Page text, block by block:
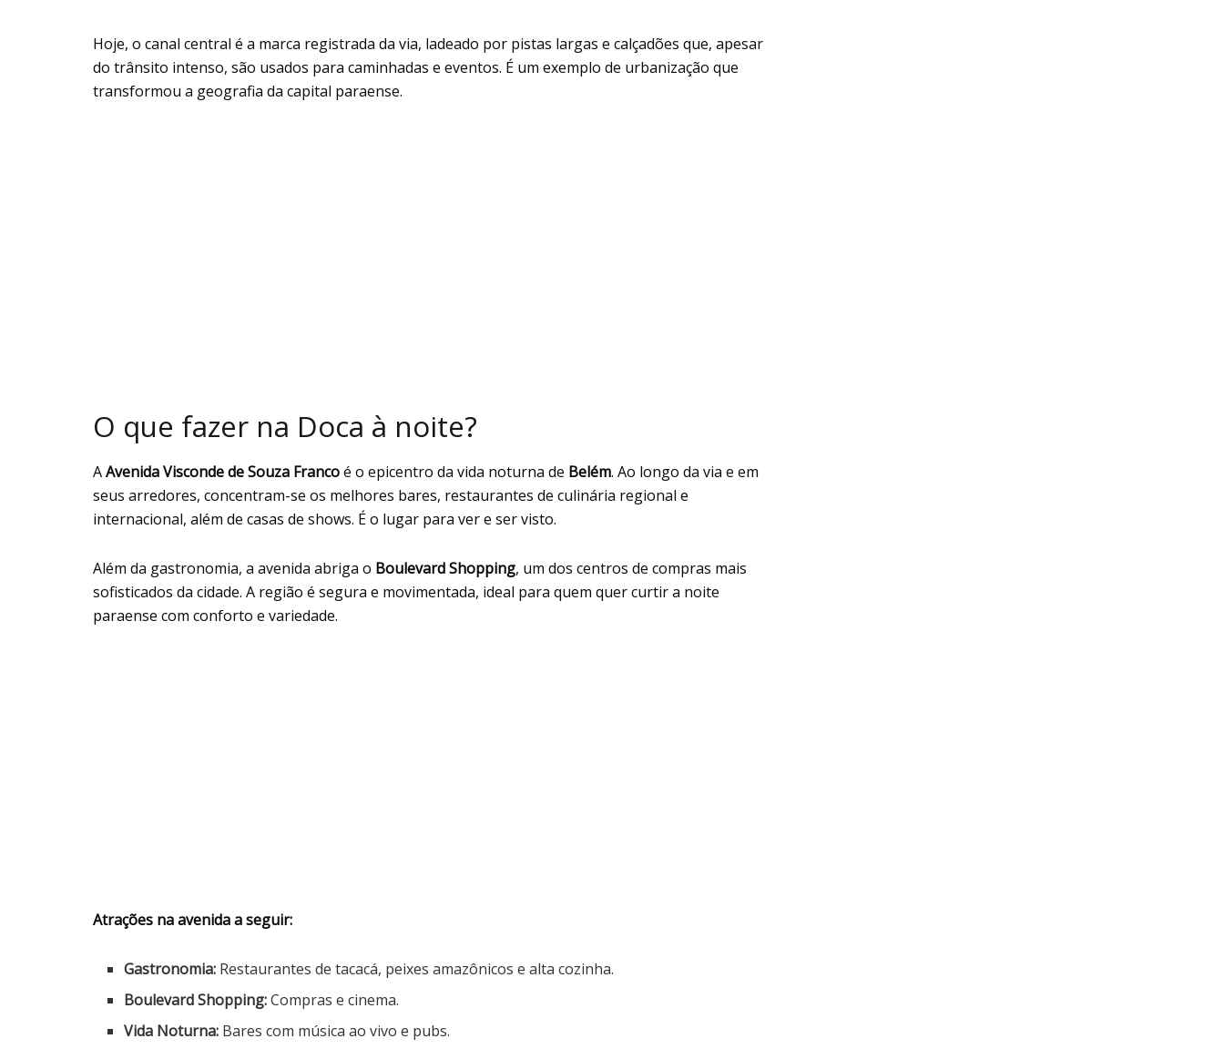
Hoje, o canal central é a marca registrada da via, ladeado por pistas largas e calçadões que, apesar
do trânsito intenso, são usados para caminhadas e eventos. É um exemplo de urbanização que
transformou a geografia da capital paraense.
O que fazer na Doca à noite?
AAvenida Visconde de Souza Francoé o epicentro da vida noturna de Belém. Ao longo da via e em
seus arredores, concentram-se os melhores bares, restaurantes de culinária regional e
internacional, além de casas de shows. É o lugar para ver e ser visto.
Além da gastronomia, a avenida abriga o Boulevard Shopping, um dos centros de compras mais
sofisticados da cidade. A região é segura e movimentada, ideal para quem quer curtir a noite
paraense com conforto e variedade.
Atrações na avenida a seguir:
Gastronomia: Restaurantes de tacacá, peixes amazônicos e alta cozinha.
Boulevard Shopping:Compras e cinema.
Vida Noturna: Bares com música ao vivo e pubs.